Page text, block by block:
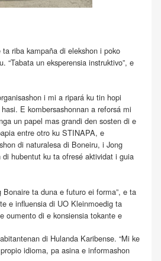
riba kampaña di elekshon i poko
“Tabata un eksperensia instruktivo”, e
i mi a ripará ku tin hopi
E kombersashonnan a reforsá mi
un papel mas grandi den sosten di e
entre otro ku STINAPA, e
di naturalesa di Boneiru, i Jong
di hubentut ku ta ofresé aktividat i guia
Bonaire ta duna e futuro ei forma”, e ta
e influensia di UO Kleinmoedig ta
oumento di e konsiensia tokante e
di Hulanda Karibense. “Mi ke
idioma, pa asina e informashon